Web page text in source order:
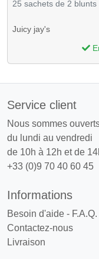
25 sachets de 2 blunts
Juicy jay's
Service client
Nous sommes
du lundi au vendredi
de 10h à 12h et de
+33 (0)9 70 40 60 45
Informations
Besoin d'aide - F.A.Q.
Contactez-nous
Livraison